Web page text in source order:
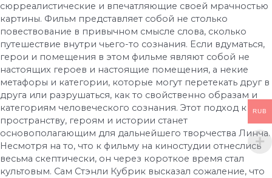
сюрреалистические и впечатляющие своей мрачностью
картины. Фильм представляет собой не столько
повествование в привычном смысле слова, сколько
путешествие внутри чьего-то сознания. Если вдуматься,
герои и помещения в этом фильме являют собой не
настоящих героев и настоящие помещения, а некие
метафоры и категории, которые могут перетекать друг в
друга или разрушаться, как то свойственно образам и
категориям человеческого сознания. Этот подход к
пространству, героям и истории станет
основополагающим для дальнейшего творчества Линча.
Несмотря на то, что к фильму на киностудии отнеслись
весьма скептически, он через короткое время стал
культовым. Сам Стэнли Кубрик высказал сожаление, что
RUB